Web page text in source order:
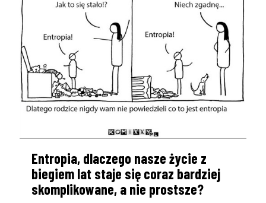
Entropia, dlaczego nasze życie z
biegiem lat staje się coraz bardziej
skomplikowane, a nie prostsze?
Nie przegap wydarzeń live, podczas których omawiamy
różne tematy i odpowiadamy na pytania, które pomogą Ci
wyprzedzić konkurencję. Zarejestruj się na spotkania,
których gospodarzem jest CEO UniqueSEO - Rafał
Szrajnert.
Live odbywa się 1 w miesiącu io terminie powiadamiamy
Imię